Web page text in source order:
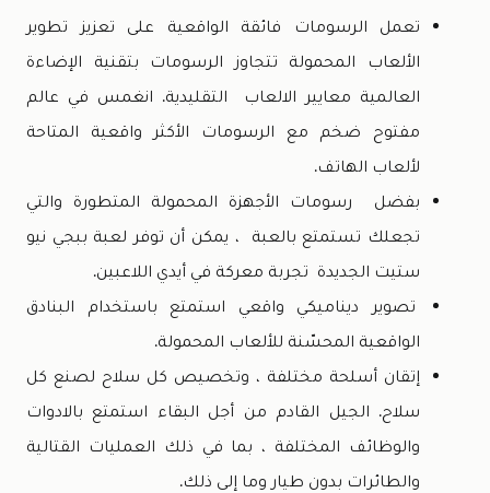
تعمل الرسومات فائقة الواقعية على تعزيز تطوير
الألعاب المحمولة تتجاوز الرسومات بتقنية الإضاءة
العالمية معايير الالعاب التقليدية. انغمس في عالم
مفتوح ضخم مع الرسومات الأكثر واقعية المتاحة
لألعاب الهاتف.
بفضل رسومات الأجهزة المحمولة المتطورة والتي
تجعلك تستمتع بالعبة ، يمكن أن توفر لعبة ببجي نيو
ستيت الجديدة تجربة معركة في أيدي اللاعبين.
تصوير ديناميكي واقعي استمتع باستخدام البنادق
الواقعية المحسّنة للألعاب المحمولة.
إتقان أسلحة مختلفة ، وتخصيص كل سلاح لصنع كل
سلاح. الجيل القادم من أجل البقاء استمتع بالادوات
والوظائف المختلفة ، بما في ذلك العمليات القتالية
والطائرات بدون طيار وما إلى ذلك.